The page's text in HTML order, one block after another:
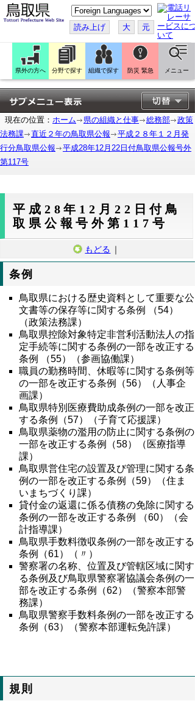
こ
の
ペ
ー
ジ
翻
訳
す
る
読み上げ 大 元
県外の方へ 分野で探す 組織で探す 防災 緊急 メニュー
現在の位置： ホーム 県の組織と仕事 総務部
政策
法務課
直近２年の鳥取県公報
平成２８年１２月発
行分鳥取県公報
平成28年12月22日付鳥取県公報号外
第117号
平成28年12月22日付鳥
取県公報号外第117号
もどる ｜
条例
鳥取県における歴史資料として重要な公
文書等の保存等に関する条例 （54）
（政策法務課）
鳥取県控除対象特定非営利活動法人の指
定手続等に関する条例の一部を改正する
条例 （55）（参画協働課）
職員の勤務時間、休暇等に関する条例等
の一部を改正する条例（56）（人事企
画課）
鳥取県特別医療費助成条例の一部を改正
する条例（57）（子育て応援課）
鳥取県薬物の濫用の防止に関する条例の
一部を改正する条例（58）（医療指導
課）
鳥取県営住宅の設置及び管理に関する条
例の一部を改正する条例（59）（住ま
いまちづくり課）
貸付金の返還に係る債務の免除に関する
条例の一部を改正する条例 （60）（会
計指導課）
鳥取県手数料徴収条例の一部を改正する
条例（61）（〃）
警察署の名称、位置及び管轄区域に関す
る条例及び鳥取県警察署協議会条例の一
部を改正する条例（62）（警察本部警
務課）
鳥取県警察手数料条例の一部を改正する
条例（63）（警察本部運転免許課）
規則